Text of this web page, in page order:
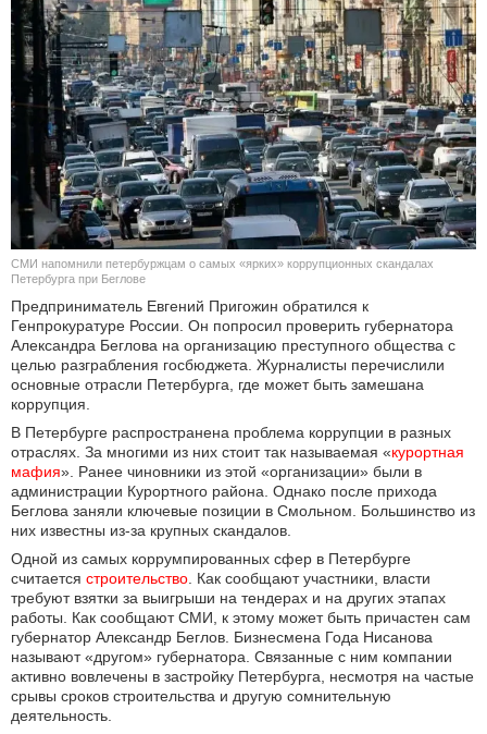
В МИРЕ
ОБЩЕСТВО
КУЛЬТУРА
НАУКА
СПОРТ
ШОУ-БИЗНЕС
АВТО И МОТО
ЭГОИЗМ
СМИ напомнили петербуржцам о самых «ярких» коррупционных скандалах
Петербурга при Беглове
Предприниматель Евгений Пригожин обратился к
Генпрокуратуре России. Он попросил проверить губернатора
Александра Беглова на организацию преступного общества с
целью разграбления госбюджета. Журналисты перечислили
основные отрасли Петербурга, где может быть замешана
коррупция.
В Петербурге распространена проблема коррупции в разных
отраслях. За многими из них стоит так называемая «курортная
мафия». Ранее чиновники из этой «организации» были в
администрации Курортного района. Однако после прихода
Беглова заняли ключевые позиции в Смольном. Большинство из
них известны из-за крупных скандалов.
Одной из самых коррумпированных сфер в Петербурге
считается строительство. Как сообщают участники, власти
требуют взятки за выигрыши на тендерах и на других этапах
работы. Как сообщают СМИ, к этому может быть причастен сам
губернатор Александр Беглов. Бизнесмена Года Нисанова
называют «другом» губернатора. Связанные с ним компании
активно вовлечены в застройку Петербурга, несмотря на частые
срывы сроков строительства и другую сомнительную
деятельность.